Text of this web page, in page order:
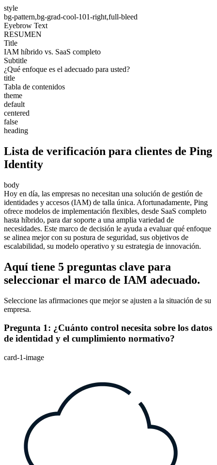
style
bg-pattern,bg-grad-cool-101-right,full-bleed
Eyebrow Text
RESUMEN
Title
IAM híbrido vs. SaaS completo
Subtitle
¿Qué enfoque es el adecuado para usted?
title
Tabla de contenidos
theme
default
centered
false
heading
Lista de verificación para clientes de Ping
Identity
body
Hoy en día, las empresas no necesitan una solución de gestión de
identidades y accesos (IAM) de talla única. Afortunadamente, Ping
ofrece modelos de implementación flexibles, desde SaaS completo
hasta híbrido, para dar soporte a una amplia variedad de
necesidades. Este marco de decisión le ayuda a evaluar qué enfoque
se alinea mejor con su postura de seguridad, sus objetivos de
escalabilidad, su modelo operativo y su estrategia de innovación.
Aquí tiene 5 preguntas clave para
seleccionar el marco de IAM adecuado.
Seleccione las afirmaciones que mejor se ajusten a la situación de su
empresa.
Pregunta 1: ¿Cuánto control necesita sobre los datos
de identidad y el cumplimiento normativo?
card-1-image